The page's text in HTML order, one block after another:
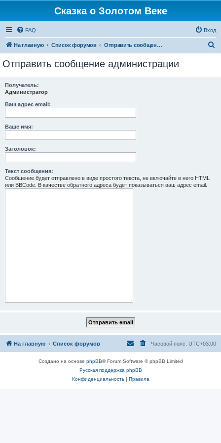
Сказка о Золотом Веке
FAQ Вход
На главную Список форумов Отправить сообщение администрации
Отправить сообщение администрации
Получатель:
Администратор
Ваш адрес email:
Ваше имя:
Заголовок:
Текст сообщения:
Сообщение будет отправлено в виде простого текста, не включайте в него HTML
или BBCode. В качестве обратного адреса будет показываться ваш адрес email.
На главную Список форумов Часовой пояс: UTC+03:00
Создано на основе phpBB® Forum Software © phpBB Limited
Русская поддержка phpBB
Конфиденциальность| Правила